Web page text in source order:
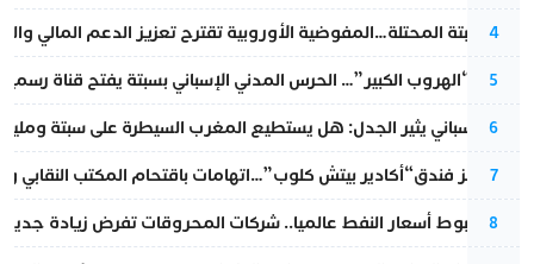
4
أزمة سبتة المحتلة…المفوضية الأوروبية تقترح تعزيز الدعم المالي
5
عملية “الهروب الكبير”… الحرس المدني الإسباني بسبتة يفتح قناة
6
تقرير إسباني يثير الجدل: هل يستطيع المغرب السيطرة على سبتة
7
أزمة تهز فندق“أكادير بيتش كلوب”…اتهامات باقتحام المكتب النقابي
8
رغم هبوط أسعار النفط عالميا.. شركات المحروقات تفرض زيادة